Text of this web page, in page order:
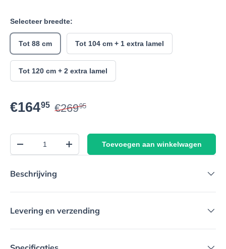
Selecteer breedte:
Tot 88 cm Tot 104 cm + 1 extra lamel
Tot 120 cm + 2 extra lamel
€16495 €26995
+ Toevoegen aan winkelwagen
Beschrijving
Levering en verzending